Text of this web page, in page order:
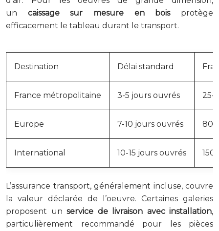
un caissage sur mesure en boisprotège
efficacement le tableau durant le transport.
Destination Délai standard
France métropolitaine 3-5 jours ouvrés 25-
Europe 7-10 jours ouvrés 80-
International 10-15 jours ouvrés
L’assurance transport, généralement incluse, couvre
la valeur déclarée de l’oeuvre. Certaines galeries
proposent un service de livraison avec installation,
particulièrement recommandé pour les pièces